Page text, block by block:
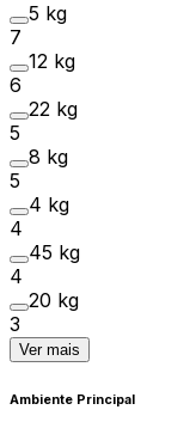
5 kg
7
12 kg
6
22 kg
5
8 kg
5
4 kg
4
45 kg
4
20 kg
3
Ver mais
Ambiente Principal